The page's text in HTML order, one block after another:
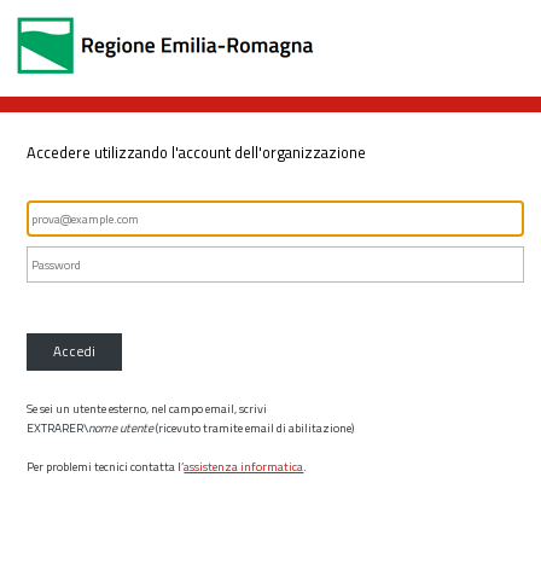
Accedere utilizzando l'account dell'organizzazione
Accedi
Se sei un utente esterno, nel campo email, scrivi
EXTRARER\nome utente(ricevuto tramite email di abilitazione)
Per problemi tecnici contatta l’assistenza informatica.